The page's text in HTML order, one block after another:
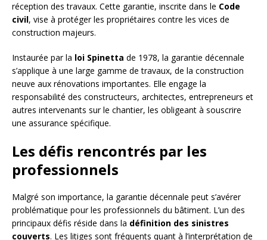
réception des travaux. Cette garantie, inscrite dans le Code
civil, vise à protéger les propriétaires contre les vices de
construction majeurs.
Instaurée par la loi Spinetta de 1978, la garantie décennale
s’applique à une large gamme de travaux, de la construction
neuve aux rénovations importantes. Elle engage la
responsabilité des constructeurs, architectes, entrepreneurs et
autres intervenants sur le chantier, les obligeant à souscrire
une assurance spécifique.
Les défis rencontrés par les
professionnels
Malgré son importance, la garantie décennale peut s’avérer
problématique pour les professionnels du bâtiment. L’un des
principaux défis réside dans la définition des sinistres
couverts. Les litiges sont fréquents quant à l’interprétation de